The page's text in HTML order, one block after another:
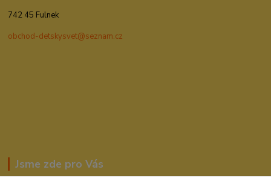
742 45 Fulnek
obchod-detskysvet@seznam.cz
Jsme zde pro Vás